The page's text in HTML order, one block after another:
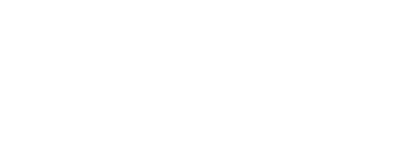
haine, incaltaminte, coafuri, tunsori, desene de colorat, poze cu modele de manichiuri!❤️